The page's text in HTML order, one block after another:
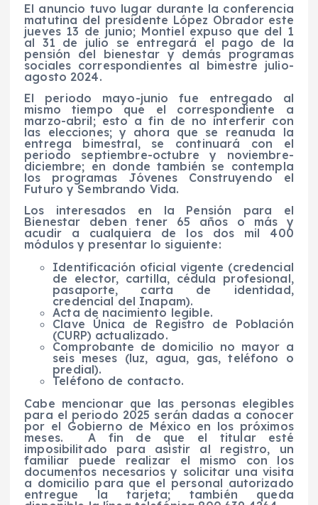
El anuncio tuvo lugar durante la conferencia
matutina del presidente López Obrador este
jueves 13 de junio; Montiel expuso que del 1
al 31 de julio se entregará el pago de la
pensión del bienestar y demás programas
sociales correspondientes al bimestre julio-
agosto 2024.
El periodo mayo-junio fue entregado al
mismo tiempo que el correspondiente a
marzo-abril; esto a fin de no interferir con
las elecciones; y ahora que se reanuda la
entrega bimestral, se continuará con el
periodo septiembre-octubre y noviembre-
diciembre; en donde también se contempla
los programas Jóvenes Construyendo el
Futuro y Sembrando Vida.
Los interesados en la Pensión para el
Bienestar deben tener 65 años o más y
acudir a cualquiera de los dos mil 400
módulos y presentar lo siguiente:
Identificación oficial vigente (credencial
de elector, cartilla, cédula profesional,
pasaporte, carta de identidad,
credencial del Inapam).
Acta de nacimiento legible.
Clave Única de Registro de Población
(CURP) actualizado.
Comprobante de domicilio no mayor a
seis meses (luz, agua, gas, teléfono o
predial).
Teléfono de contacto.
Cabe mencionar que las personas elegibles
para el periodo 2025 serán dadas a conocer
por el Gobierno de México en los próximos
meses.
A fin de que el titular esté
imposibilitado para asistir al registro, un
familiar puede realizar el mismo con los
documentos necesarios y solicitar una visita
a domicilio para que el personal autorizado
entregue la tarjeta; también queda